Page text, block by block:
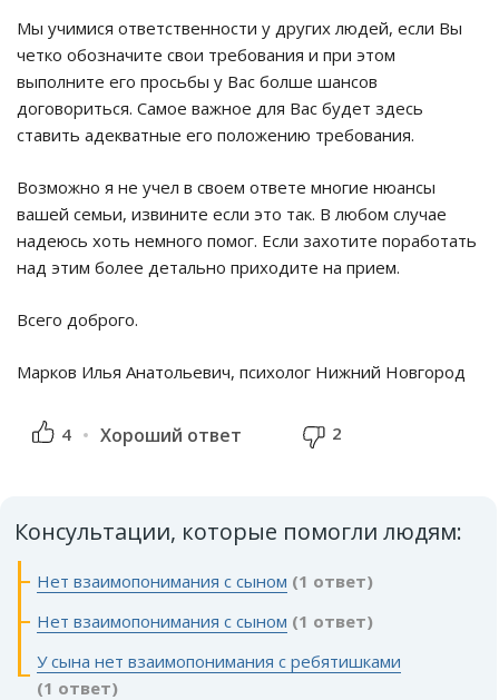
Мы учимися ответственности у других людей, если Вы
четко обозначите свои требования и при этом
выполните его просьбы у Вас болше шансов
договориться. Самое важное для Вас будет здесь
ставить адекватные его положению требования.
Возможно я не учел в своем ответе многие нюансы
вашей семьи, извините если это так. В любом случае
надеюсь хоть немного помог. Если захотите поработать
над этим более детально приходите на прием.
Всего доброго.
Марков Илья Анатольевич, психолог Нижний Новгород
4 Хороший ответ 2
Консультации, которые помогли людям:
Нет взаимопонимания с сыном (1 ответ)
Нет взаимопонимания с сыном (1 ответ)
У сына нет взаимопонимания с ребятишками
(1 ответ)